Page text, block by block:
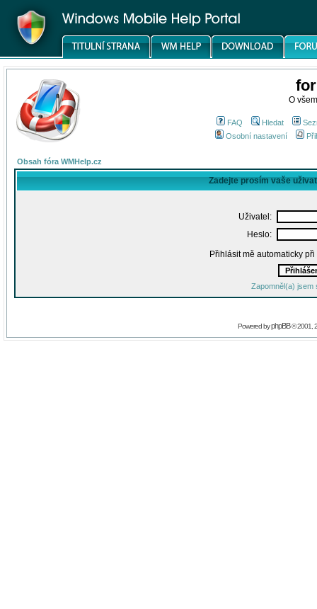
O
FAQ Hledat
Osobní nastavení
Obsah fóra WMHelp.cz
Zadejte prosím vaše
Uživatel:
Heslo:
Přihlásit mě automaticky
Zapomněl(a) jsem
Powered byphpBB© 2001,